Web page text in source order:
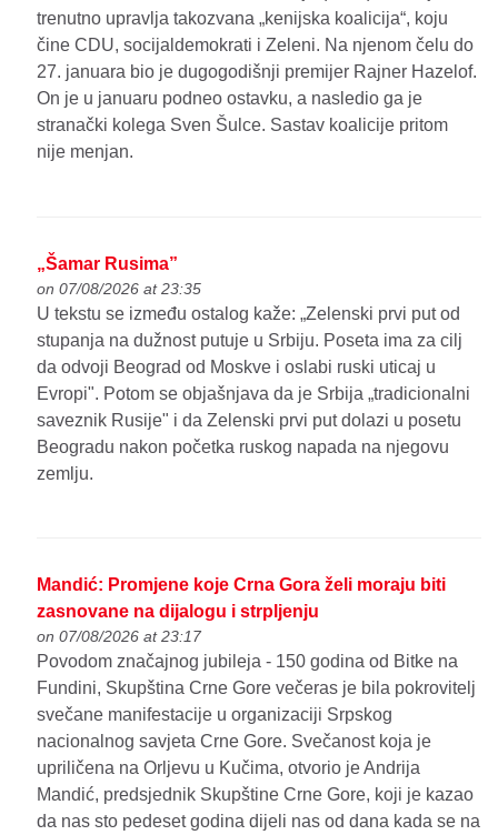
trenutno upravlja takozvana „kenijska koalicija“, koju
čine CDU, socijaldemokrati i Zeleni. Na njenom čelu do
27. januara bio je dugogodišnji premijer Rajner Hazelof.
On je u januaru podneo ostavku, a nasledio ga je
stranački kolega Sven Šulce. Sastav koalicije pritom
nije menjan.
„Šamar Rusima”
on 07/08/2026 at 23:35
U tekstu se između ostalog kaže: „Zelenski prvi put od
stupanja na dužnost putuje u Srbiju. Poseta ima za cilj
da odvoji Beograd od Moskve i oslabi ruski uticaj u
Evropi". Potom se objašnjava da je Srbija „tradicionalni
saveznik Rusije" i da Zelenski prvi put dolazi u posetu
Beogradu nakon početka ruskog napada na njegovu
zemlju.
Mandić: Promjene koje Crna Gora želi moraju biti
zasnovane na dijalogu i strpljenju
on 07/08/2026 at 23:17
Povodom značajnog jubileja - 150 godina od Bitke na
Fundini, Skupština Crne Gore večeras je bila pokrovitelj
svečane manifestacije u organizaciji Srpskog
nacionalnog savjeta Crne Gore. Svečanost koja je
upriličena na Orljevu u Kučima, otvorio je Andrija
Mandić, predsjednik Skupštine Crne Gore, koji je kazao
da nas sto pedeset godina dijeli nas od dana kada se na